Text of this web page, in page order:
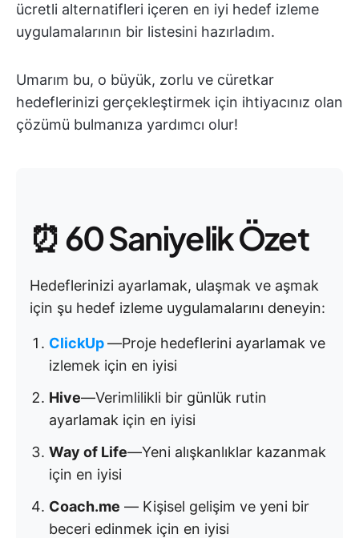
ücretli alternatifleri içeren en iyi hedef izleme
uygulamalarının bir listesini hazırladım.
Umarım bu, o büyük, zorlu ve cüretkar
hedeflerinizi gerçekleştirmek için ihtiyacınız olan
çözümü bulmanıza yardımcı olur!
⏰ 60 Saniyelik Özet
Hedeflerinizi ayarlamak, ulaşmak ve aşmak
için şu hedef izleme uygulamalarını deneyin:
ClickUp—Proje hedeflerini ayarlamak ve
izlemek için en iyisi
Hive—Verimlilikli bir günlük rutin
ayarlamak için en iyisi
Way of Life—Yeni alışkanlıklar kazanmak
için en iyisi
Coach.me — Kişisel gelişim ve yeni bir
beceri edinmek için en iyisi